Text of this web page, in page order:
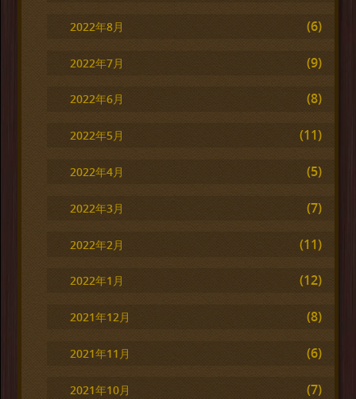
2022年8月 (6)
2022年7月 (9)
2022年6月 (8)
2022年5月 (11)
2022年4月 (5)
2022年3月 (7)
2022年2月 (11)
2022年1月 (12)
2021年12月 (8)
2021年11月 (6)
2021年10月 (7)